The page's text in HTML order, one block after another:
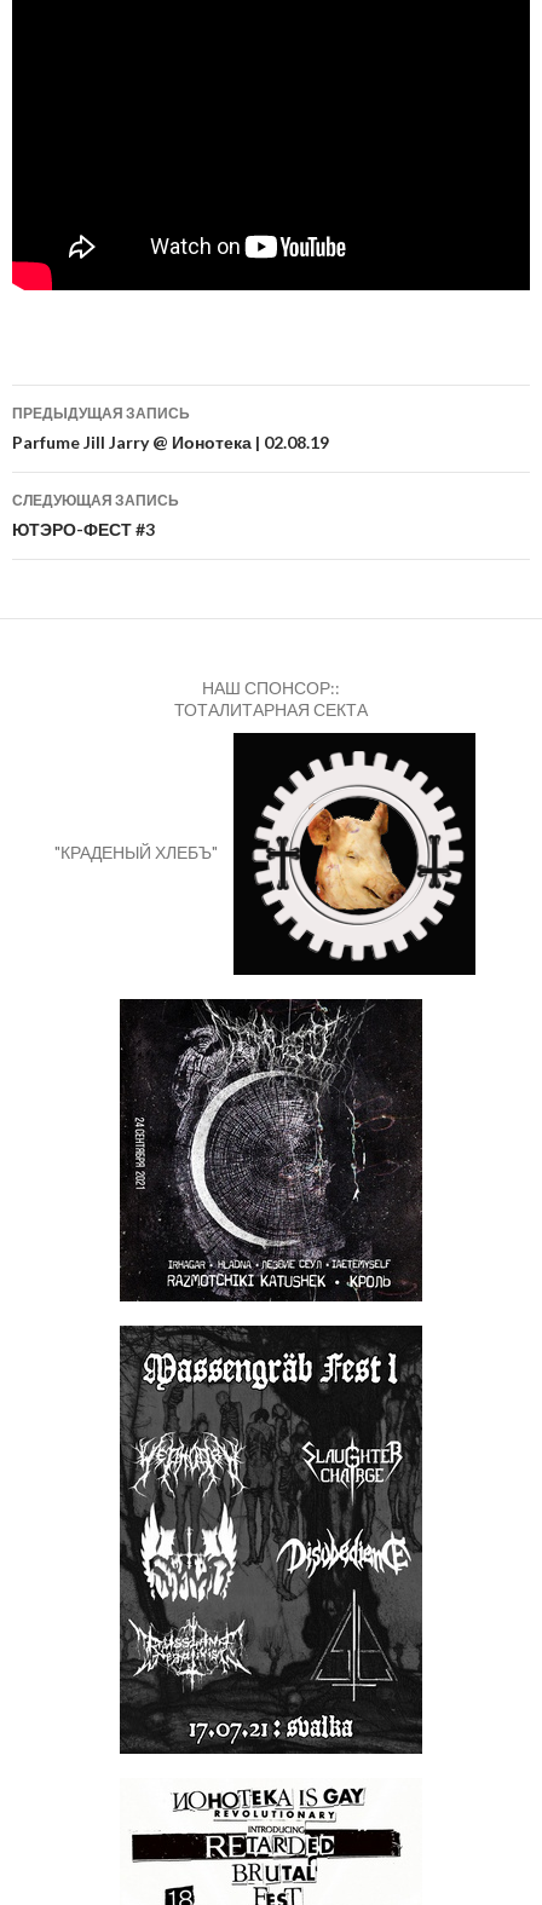
Навигация
по
записям
ПРЕДЫДУЩАЯ ЗАПИСЬ
Parfume Jill Jarry @ Ионотека | 02.08.19
СЛЕДУЮЩАЯ ЗАПИСЬ
ЮТЭРО-ФЕСТ #3
НАШ СПОНСОР::
ТОТАЛИТАРНАЯ СЕКТА
"КРАДЕНЫЙ ХЛЕБЪ"